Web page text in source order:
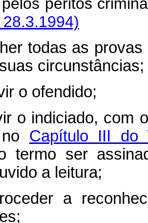
todas as
circunstâncias;
o ofendido;
o indiciado, com
Capítulo III do
termo ser
a leitura;
a